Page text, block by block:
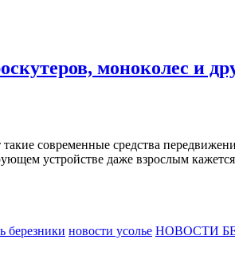
моноколес и
современные средства
устройстве даже взрослым
березники новости усолье НОВОСТИ